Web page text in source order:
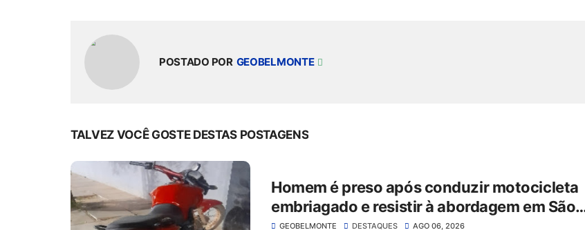
POSTADO POR GEOBELMONTE
TALVEZ VOCÊ GOSTE DESTAS POSTAGENS
Homem é preso após conduzir motocicleta
embriagado e resistir à abordagem em São
José do Belmonte
GEOBELMONTE DESTAQUES AGO 06, 2026